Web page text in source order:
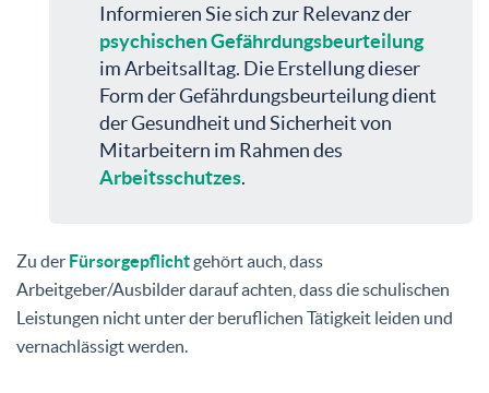
Informieren Sie sich zur Relevanz der
psychischen Gefährdungsbeurteilung
im Arbeitsalltag. Die Erstellung dieser
Form der Gefährdungsbeurteilung dient
der Gesundheit und Sicherheit von
Mitarbeitern im Rahmen des
Arbeitsschutzes.
Zu der Fürsorgepflichtgehört auch, dass
Arbeitgeber/Ausbilder darauf achten, dass die schulischen
Leistungen nicht unter der beruflichen Tätigkeit leiden und
vernachlässigt werden.